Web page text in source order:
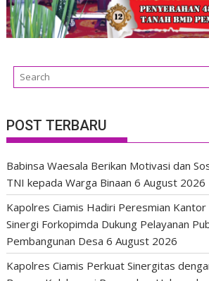
POST TERBARU
Babinsa Waesala Berikan Motivasi dan
TNI kepada Warga Binaan 6 August 2026
Kapolres Ciamis Hadiri Peresmian
Sinergi Forkopimda Dukung Pelayanan
Pembangunan Desa 6 August 2026
Kapolres Ciamis Perkuat Sinergitas